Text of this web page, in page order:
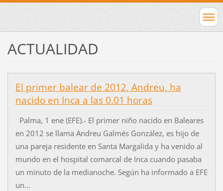
ACTUALIDAD
El primer balear de 2012, Andreu, ha
nacido en Inca a las 0.01 horas
Palma, 1 ene (EFE).- El primer niño nacido en Baleares
en 2012 se llama Andreu Galmés González, es hijo de
una pareja residente en Santa Margalida y ha venido al
mundo en el hospital comarcal de Inca cuando pasaba
un minuto de la medianoche. Según ha informado a EFE
un...